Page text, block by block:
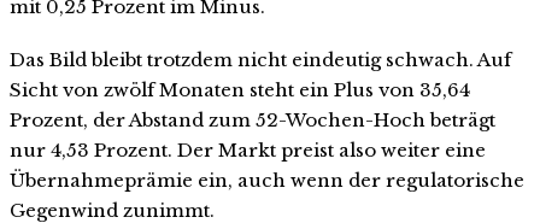
mit 0,25 Prozent im Minus.
Das Bild bleibt trotzdem nicht eindeutig schwach. Auf
Sicht von zwölf Monaten steht ein Plus von 35,64
Prozent, der Abstand zum 52-Wochen-Hoch beträgt
nur 4,53 Prozent. Der Markt preist also weiter eine
Übernahmeprämie ein, auch wenn der regulatorische
Gegenwind zunimmt.